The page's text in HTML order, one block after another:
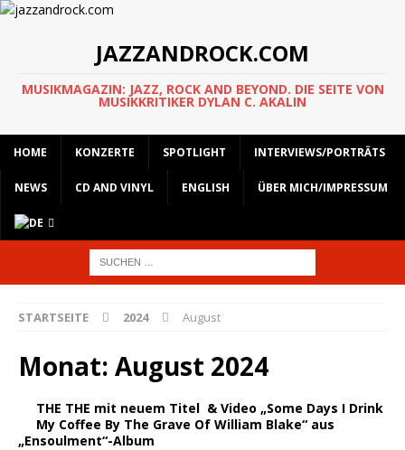
JAZZANDROCK.COM
MUSIKMAGAZIN: JAZZ, ROCK AND BEYOND. DIE SEITE VON
MUSIKKRITIKER DYLAN C. AKALIN
HOME KONZERTE SPOTLIGHT INTERVIEWS/PORTRÄTS
NEWS CD AND VINYL ENGLISH ÜBER MICH/IMPRESSUM
STARTSEITE 2024 August
Monat: August 2024
THE THE mit neuem Titel & Video „Some Days I Drink
My Coffee By The Grave Of William Blake“ aus
„Ensoulment“-Album